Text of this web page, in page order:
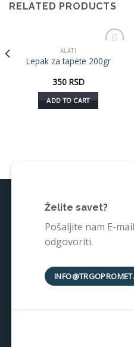
RELATED PRODUCTS
u listu
ALATI
Lepak za tapete 200gr
350 RSD
ADD TO CART
Želite savet?
Pošaljite nam E-
odgovoriti.